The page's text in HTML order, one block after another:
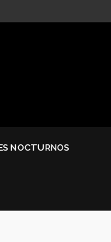
NOCTURNOS